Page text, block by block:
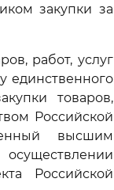
закупки за
работ, услуг
единственного
товаров,
Российской
высшим
Российской